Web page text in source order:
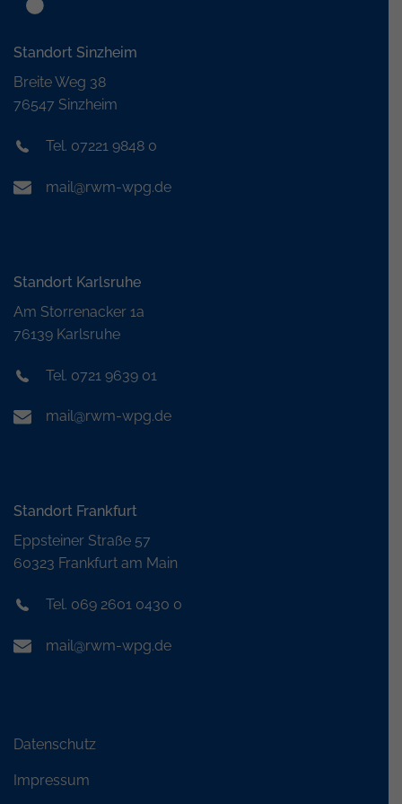
Standort Sinzheim
Breite Weg 38
76547 Sinzheim
Tel. 07221 9848 0
mail@rwm-wpg.de
Standort Karlsruhe
Am Storrenacker 1a
76139 Karlsruhe
Tel. 0721 9639 01
mail@rwm-wpg.de
Standort Frankfurt
Eppsteiner Straße 57
60323 Frankfurt am Main
Tel. 069 2601 0430 0
mail@rwm-wpg.de
Datenschutz
Impressum